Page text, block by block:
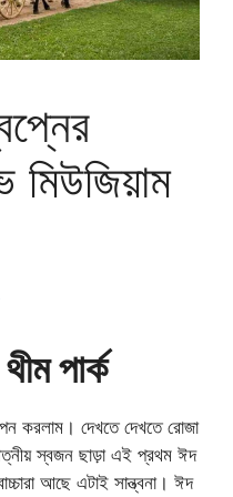
পার্ক
করলাম। দেখতে দেখতে রোজা
স্বজন ছাড়া এই প্রথম ঈদ
আছে এটাই সান্ত্বনা। ঈদ